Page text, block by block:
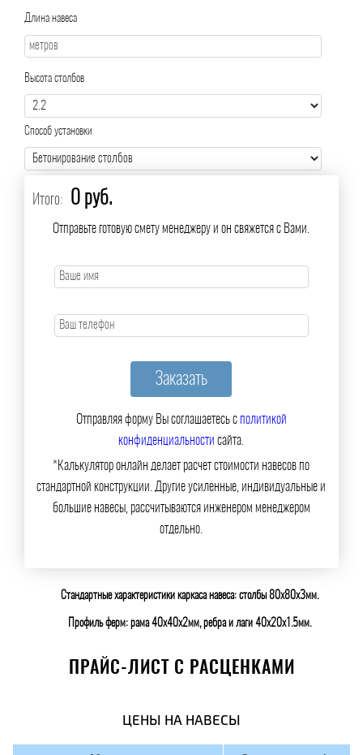
Длина навеса
Высота столбов
Способ установки
Итого: 0 руб.
Отправьте готовую смету менеджеру и он свяжется с Вами.
Отправляя форму Вы соглашаетесь сполитикой
конфиденциальности сайта.
*Калькулятор онлайн делает расчет стоимости навесов по
стандартной конструкции. Другие усиленные, индивидуальные и
большие навесы, рассчитываются инженером менеджером
отдельно.
Стандартные характеристики каркаса навеса: столбы 80х80х3мм.
Профиль ферм: рама 40х40х2мм, ребра и лаги 40х20х1.5мм.
ПРАЙС-ЛИСТ С РАСЦЕНКАМИ
ЦЕНЫ НА НАВЕСЫ